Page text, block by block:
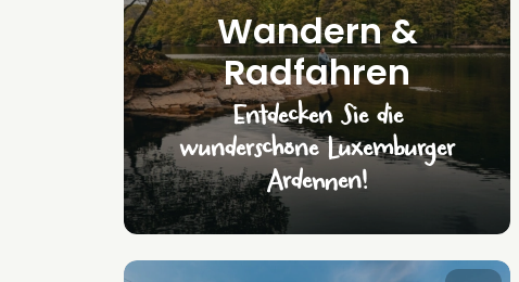
Wandern &
Radfahren
Entdecken Sie die
wunderschöne Luxemburger
Ardennen!